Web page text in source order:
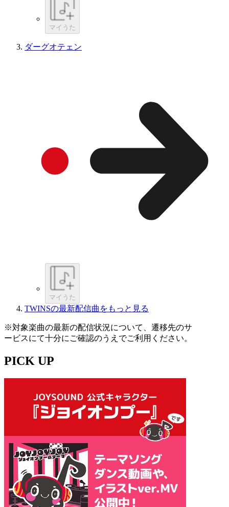
マイうた
ダーグオテェン
マイうた
TWINSの最新配信曲をもっと見る
※対象楽曲の最新の配信状況について、遷移先のサ
ービスにて十分にご確認のうえでご利用ください。
PICK UP